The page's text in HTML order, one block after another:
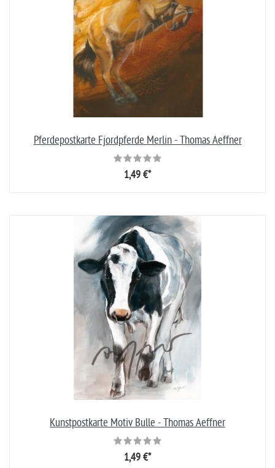
Pferdepostkarte Fjordpferde Merlin - Thomas Aeffner
1,49 €*
Kunstpostkarte Motiv Bulle - Thomas Aeffner
1,49 €*